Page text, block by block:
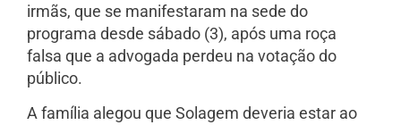
irmãs, que se manifestaram na sede do
programa desde sábado (3), após uma roça
falsa que a advogada perdeu na votação do
público.
A família alegou que Solagem deveria estar ao